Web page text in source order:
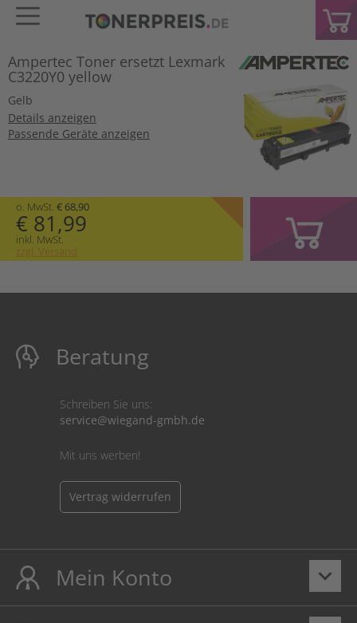
Ampertec Toner ersetzt Lexmark
C3220Y0 yellow
Gelb
Details anzeigen
Passende Geräte anzeigen
o. MwSt. € 68,90
€ 81,99
inkl. MwSt.
zzgl. Versand
Beratung
Schreiben Sie uns:
service@wiegand-gmbh.de
Mit uns werben!
Vertrag widerrufen
keyboard_arrow_down
Mein Konto